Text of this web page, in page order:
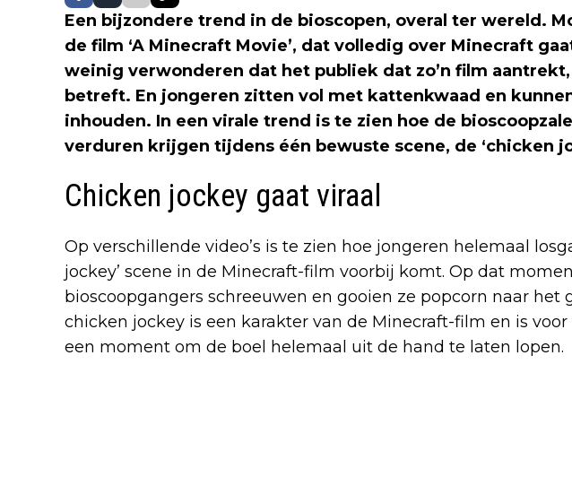
Een bijzondere trend in de bioscopen, overal ter wereld.
de film ‘A Minecraft Movie’, dat volledig over Minecraft
weinig verwonderen dat het publiek dat zo’n film
betreft. En jongeren zitten vol met kattenkwaad en
inhouden. In een virale trend is te zien hoe de
verduren krijgen tijdens één bewuste scene, de ‘chicken
Chicken jockey gaat viraal
Op verschillende video’s is te zien hoe jongeren helemaal
jockey’ scene in de Minecraft-film voorbij komt. Op dat
bioscoopgangers schreeuwen en gooien ze popcorn naar het
chicken jockey is een karakter van de Minecraft-film en is voor
een moment om de boel helemaal uit de hand te laten lopen.